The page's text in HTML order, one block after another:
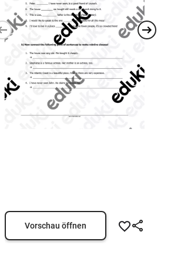
Vorschau öffnen